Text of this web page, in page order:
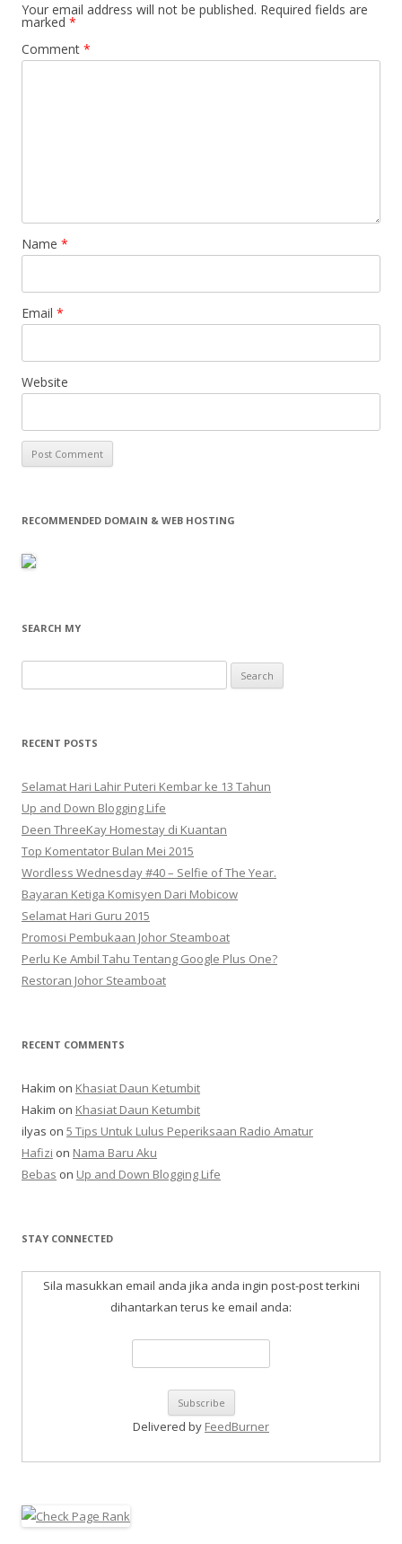
Your email address will not be published. Required fields are
marked *
Comment *
Name *
Email *
Website
RECOMMENDED DOMAIN & WEB HOSTING
SEARCH MY
for:
RECENT POSTS
Selamat Hari Lahir Puteri Kembar ke 13 Tahun
Up and Down Blogging Life
Deen ThreeKay Homestay di Kuantan
Top Komentator Bulan Mei 2015
Wordless Wednesday #40 – Selfie of The Year.
Bayaran Ketiga Komisyen Dari Mobicow
Selamat Hari Guru 2015
Promosi Pembukaan Johor ‎Steamboat
Perlu Ke Ambil Tahu Tentang Google Plus One?
Restoran Johor Steamboat
RECENT COMMENTS
Hakim on Khasiat Daun Ketumbit
Hakim on Khasiat Daun Ketumbit
ilyas on 5 Tips Untuk Lulus Peperiksaan Radio Amatur
Hafizi on Nama Baru Aku
Bebas on Up and Down Blogging Life
STAY CONNECTED
Sila masukkan email anda jika anda ingin post-post terkini
dihantarkan terus ke email anda:
Delivered by FeedBurner